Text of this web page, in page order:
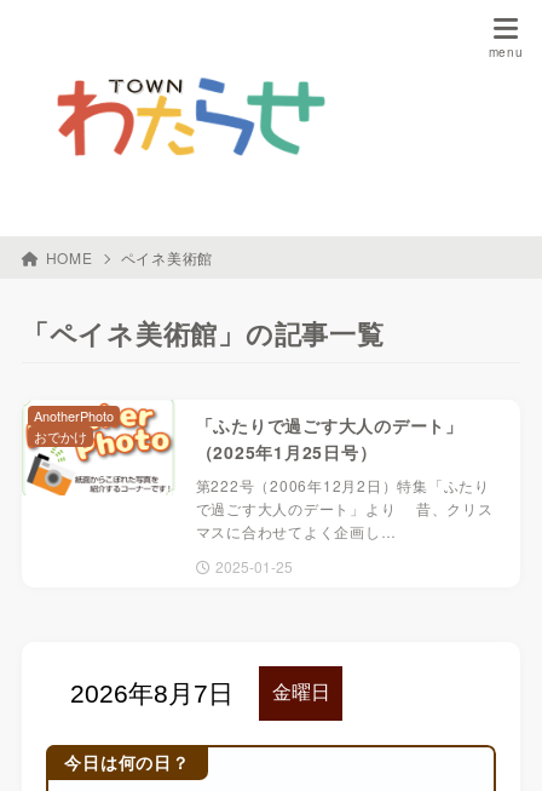
HOME ペイネ美術館
「ペイネ美術館」の記事一覧
「ふたりで過ごす大人のデート」
（2025年1月25日号）
第222号（2006年12月2日）特集「ふたり
で過ごす大人のデート」より 昔、クリス
マスに合わせてよく企画し…
2025-01-25
AnotherPhoto
おでかけ
今日は何の日？